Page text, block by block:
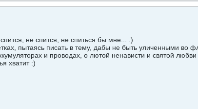
не спится, не спиться бы мне... :)
пытаясь писать в тему, дабы не быть уличенными во
и проводах, о лютой ненависти и святой
хватит :)